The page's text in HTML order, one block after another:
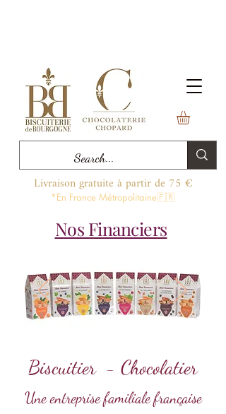
Livraison gratuite à partir de 75 €
*En France Métropolitaine🇫🇷
Nos Financiers
Biscuitier - Chocolatier
Une entreprise familiale française